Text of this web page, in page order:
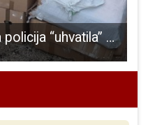
Kod odmorišta Jadova policija “uhvatila” više od 800 kilograma švercanog duhana